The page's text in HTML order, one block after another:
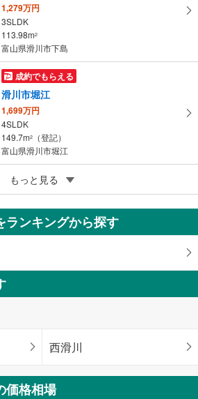
1,279万円
3SLDK
113.98m2
富山県滑川市下島
成約でもらえる
滑川市堀江
1,699万円
4SLDK
149.7m2
（登記）
富山県滑川市堀江
成約でもらえる
滑川市有金
1,899万円
4SLDK
もっと見る
ランキングから探す
西滑川
価格相場